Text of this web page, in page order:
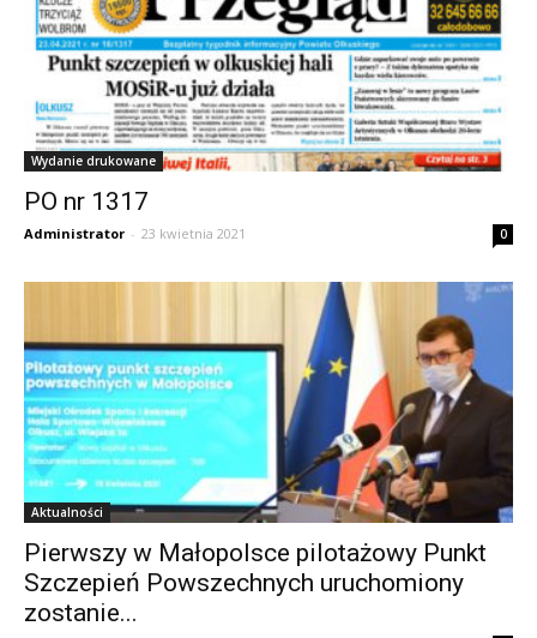
Wydanie drukowane
PO nr 1317
Administrator - 23 kwietnia 2021 0
Aktualności
Pierwszy w Małopolsce pilotażowy Punkt
Szczepień Powszechnych uruchomiony
zostanie...